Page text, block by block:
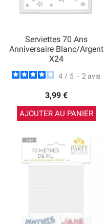
Serviettes 70 Ans
Anniversaire Blanc/argent
X24
4 / 5 - 2 avis
3,99 €
AJOUTER AU PANIER